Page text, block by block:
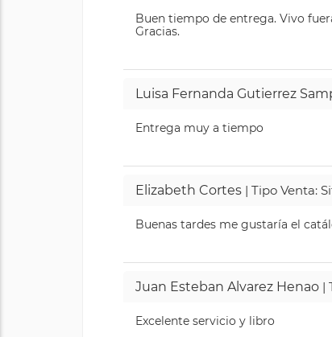
Buen tiempo de entrega. Vivo
Gracias.
Luisa Fernanda Gutierrez
Entrega muy a tiempo
Elizabeth Cortes | Tipo Venta:
Buenas tardes me gustaría el
Juan Esteban Alvarez Henao |
Excelente servicio y libro